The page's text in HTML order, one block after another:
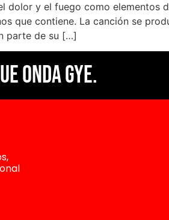
dolor y el fuego como elementos
que contiene. La canción se
parte de su […]
Onda Gye.